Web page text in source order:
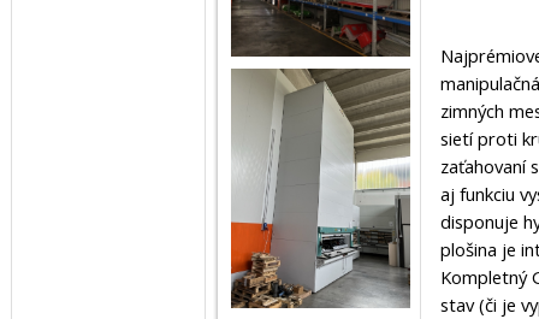
zimných
sietí proti
zaťahovaní
aj funkciu
disponuje
plošina je
Kompletný
stav (či je